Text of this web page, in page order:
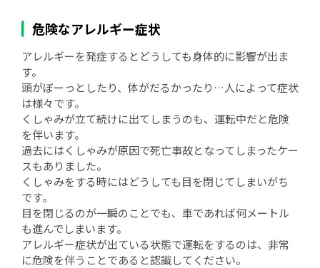
危険なアレルギー症状
アレルギーを発症するとどうしても身体的に影響が出ま
す。
頭がぼーっとしたり、体がだるかったり…人によって症状
は様々です。
くしゃみが立て続けに出てしまうのも、運転中だと危険
を伴います。
過去にはくしゃみが原因で死亡事故となってしまったケー
スもありました。
くしゃみをする時にはどうしても目を閉じてしまいがち
です。
目を閉じるのが一瞬のことでも、車であれば何メートル
も進んでしまいます。
アレルギー症状が出ている状態で運転をするのは、非常
に危険を伴うことであると認識してください。